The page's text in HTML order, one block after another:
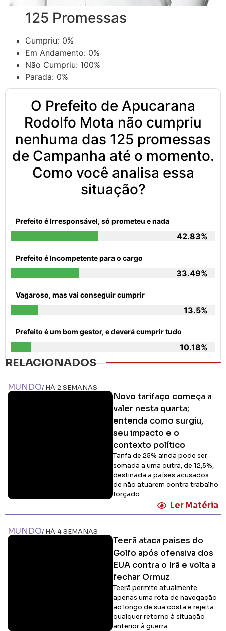
125 Promessas
Cumpriu: 0%
Em Andamento: 0%
Não Cumpriu: 100%
Parada: 0%
O Prefeito de Apucarana
Rodolfo Mota não cumpriu
nenhuma das 125 promessas
de Campanha até o momento.
Como você analisa essa
situação?
Prefeito é Irresponsável, só prometeu e nada
42.83%
Prefeito é Incompetente para o cargo
33.49%
Vagaroso, mas vai conseguir cumprir
13.5%
Prefeito é um bom gestor, e deverá cumprir tudo
10.18%
RELACIONADOS
MUNDO/ HÁ 2 SEMANAS
Novo tarifaço começa a
valer nesta quarta;
entenda como surgiu,
seu impacto e o
contexto político
Tarifa de 25% ainda pode ser
somada a uma outra, de 12,5%,
destinada a países acusados
de não atuarem contra trabalho
forçado
Ler Matéria
MUNDO/ HÁ 4 SEMANAS
Teerã ataca países do
Golfo após ofensiva dos
EUA contra o Irã e volta a
fechar Ormuz
Teerã permite atualmente
apenas uma rota de navegação
ao longo de sua costa e rejeita
qualquer retorno à situação
anterior à guerra